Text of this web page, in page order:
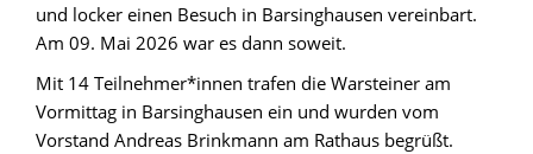
und locker einen Besuch in Barsinghausen vereinbart.
Am 09. Mai 2026 war es dann soweit.
Mit 14 Teilnehmer*innen trafen die Warsteiner am
Vormittag in Barsinghausen ein und wurden vom
Vorstand Andreas Brinkmann am Rathaus begrüßt.